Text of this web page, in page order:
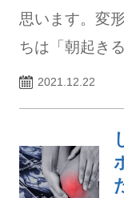
思います。変
ちは「朝起き
2021.12.22